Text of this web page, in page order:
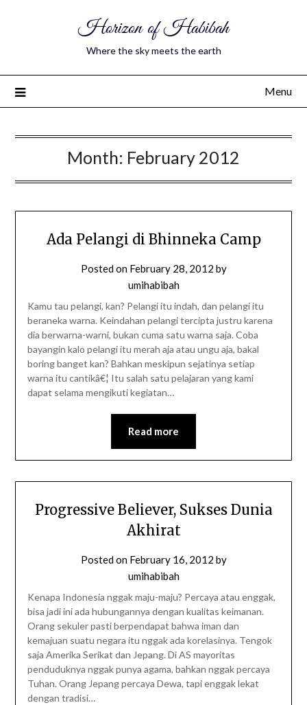
Horizon of Habibah
Where the sky meets the earth
Menu
Month: February 2012
Ada Pelangi di Bhinneka Camp
Posted on February 28, 2012 by
umihabibah
Kamu tau pelangi, kan? Pelangi itu indah, dan pelangi itu
beraneka warna. Keindahan pelangi tercipta justru karena
dia berwarna-warni, bukan cuma satu warna saja. Coba
bayangin kalo pelangi itu merah aja atau ungu aja, bakal
boring banget kan? Bahkan meskipun sejatinya setiap
warna itu cantikâ€¦ Itu salah satu pelajaran yang kami
dapat selama mengikuti kegiatan…
Read more
Progressive Believer, Sukses Dunia
Akhirat
Posted on February 16, 2012 by
umihabibah
Kenapa Indonesia nggak maju-maju? Percaya atau enggak,
bisa jadi ini ada hubungannya dengan kualitas keimanan.
Orang sekuler pasti berpendapat bahwa iman dan
kemajuan suatu negara itu nggak ada korelasinya. Tengok
saja Amerika Serikat dan Jepang. Di AS mayoritas
penduduknya nggak punya agama, bahkan nggak percaya
Tuhan. Orang Jepang percaya Dewa, tapi enggak lekat
dengan tradisi…